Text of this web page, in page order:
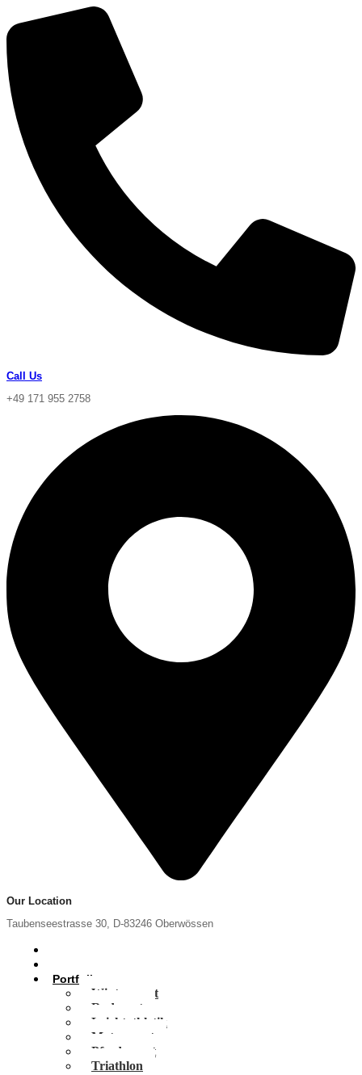
Call Us
+49 171 955 2758
Our Location
Taubenseestrasse 30, D-83246 Oberwössen
Portfolio
Wintersport
Radsport
Leichtathletik
Motorsport
Pferdesport
Triathlon